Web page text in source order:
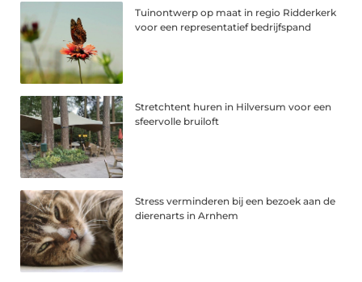
Tuinontwerp op maat in regio Ridderkerk
voor een representatief bedrijfspand
Stretchtent huren in Hilversum voor een
sfeervolle bruiloft
Stress verminderen bij een bezoek aan de
dierenarts in Arnhem